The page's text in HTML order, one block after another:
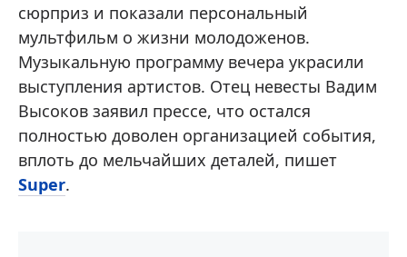
сюрприз и показали персональный
мультфильм о жизни молодоженов.
Музыкальную программу вечера украсили
выступления артистов. Отец невесты Вадим
Высоков заявил прессе, что остался
полностью доволен организацией события,
вплоть до мельчайших деталей, пишет
Super.